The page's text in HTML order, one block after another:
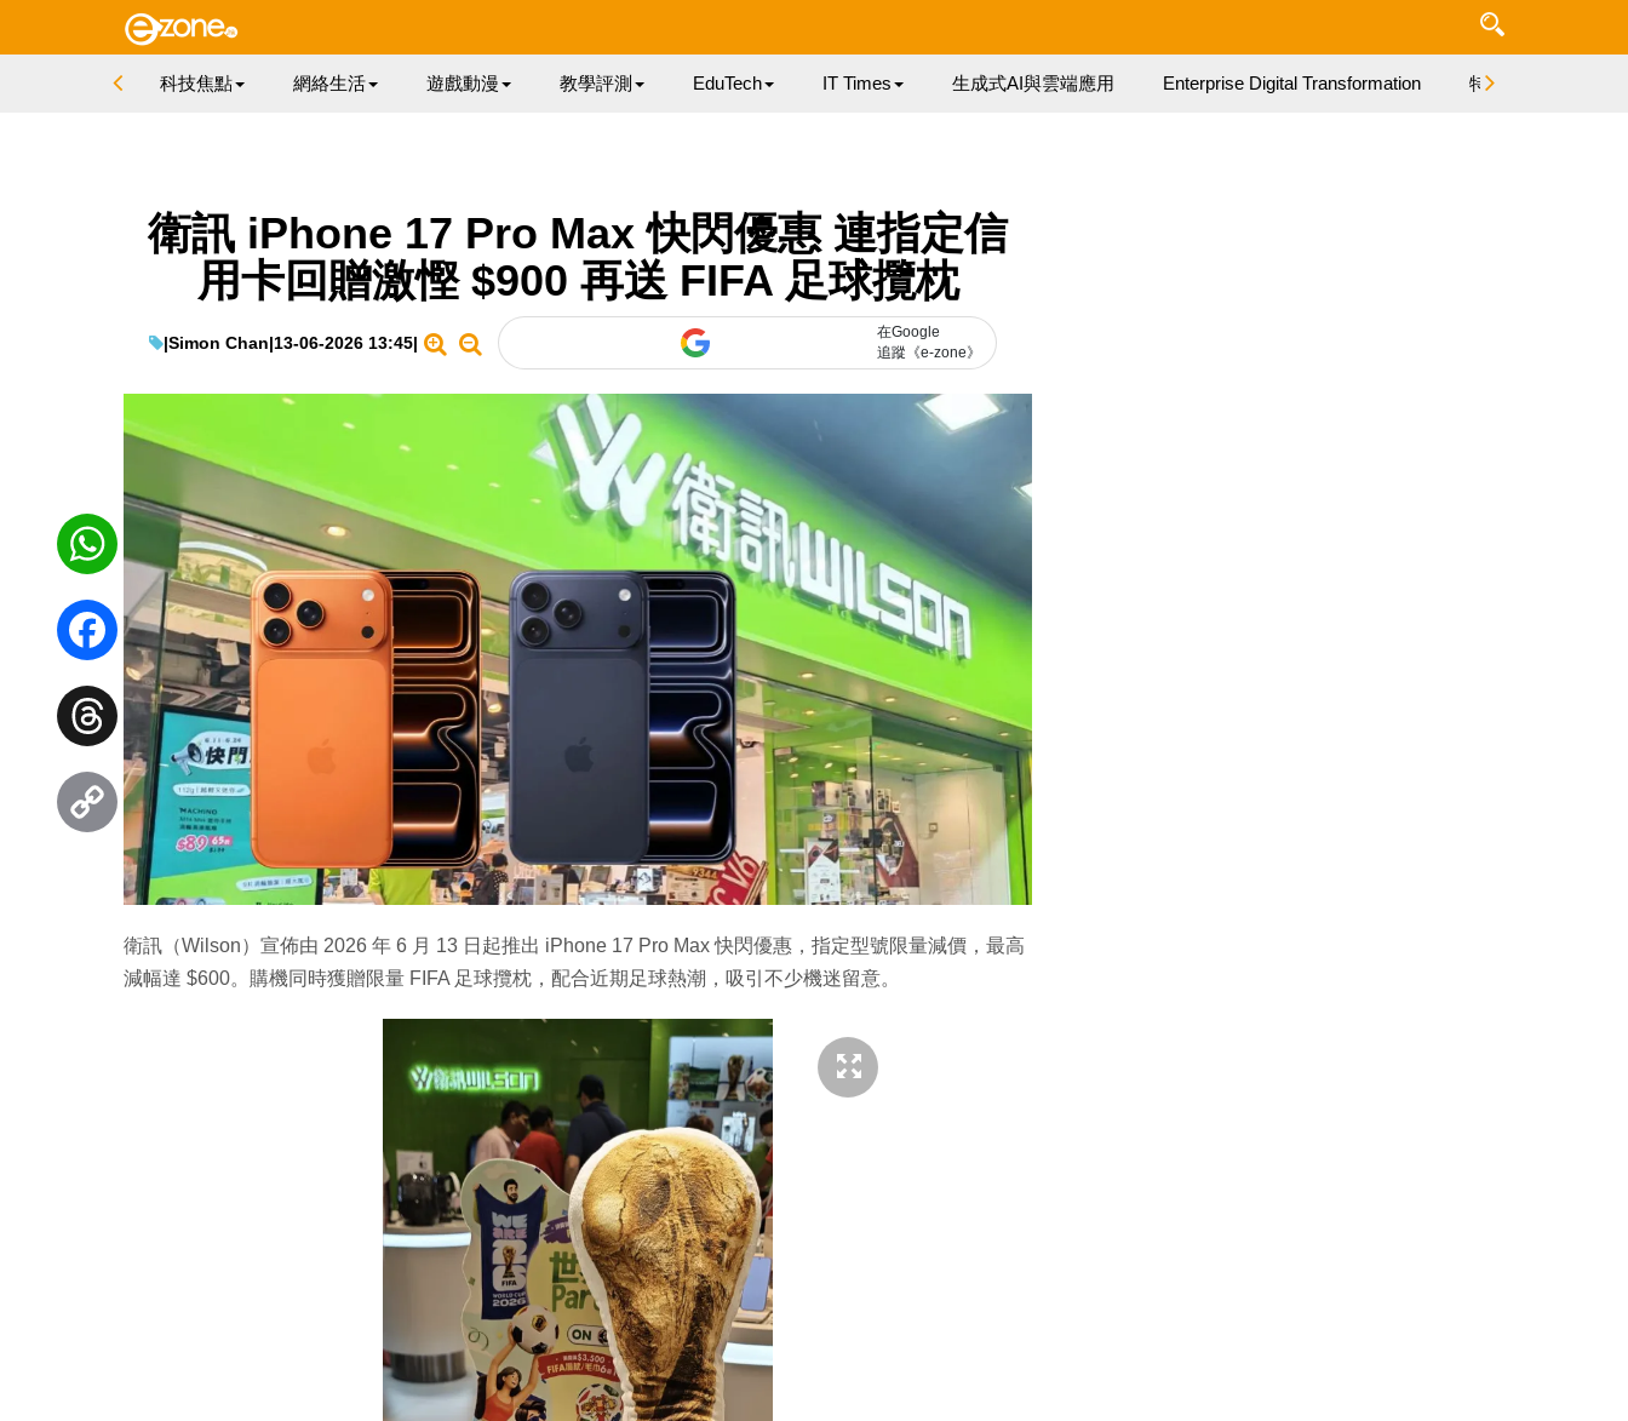
科技焦點 網絡生活 遊戲動漫 教學評測 EduTech IT Times 生成式AI與雲端應用 Enterprise Digital Transformation 特集
衛訊 iPhone 17 Pro Max 快閃優惠 連指定信
用卡回贈激慳 $900 再送 FIFA 足球攬枕
|Simon Chan|13-06-2026 13:45|
在Google
追蹤《e-zone》
衛訊（Wilson）宣佈由 2026 年 6 月 13 日起推出 iPhone 17 Pro Max 快閃優惠，指定型號限量減價，最高
減幅達 $600。購機同時獲贈限量 FIFA 足球攬枕，配合近期足球熱潮，吸引不少機迷留意。
WhatsApp
Facebook
Threads
Copy
Link